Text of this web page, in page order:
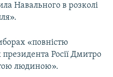
Навального в розколі
«повністю
Росії Дмитро
людиною».